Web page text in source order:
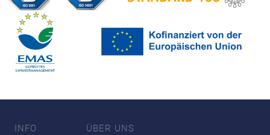
INFO
ÜBER UNS